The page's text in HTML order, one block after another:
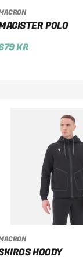
POLO
KR
VÄLJ ALTERNATIV
HOODY
VÄLJ ALTERNATIV